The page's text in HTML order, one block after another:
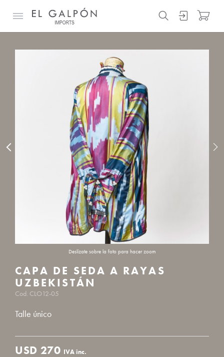
CAPA DE SEDA A RAYAS
UZBEKISTÁN
Cod. CLO12-05
Talle único
USD 270 IVA inc.